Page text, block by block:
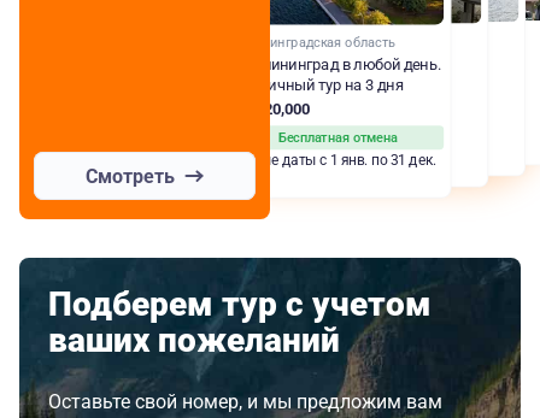
Смотреть
Калининградская область
В Калининград в любой день.
Цикличный тур на 3 дня
RUB 20,000
Бесплатная отмена
Любые даты с 1 янв. по 31 дек.
Подберем тур с учетом
ваших пожеланий
Оставьте свой номер, и мы предложим вам